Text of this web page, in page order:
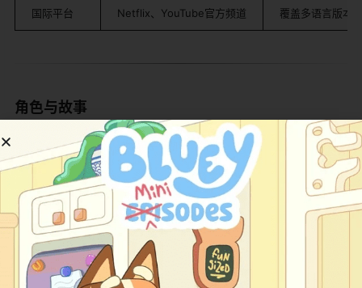
国际平台 Netflix、YouTube官方频道 覆盖多语言版本
角色与故事
​故事概述​​ 主线围绕小男孩吉姆与螺丝钉家族的日常互动展
开。吉姆在家庭生活中常遇到技术难题，如遥控器失灵、
水管堵塞或电脑故障，此时螺丝钉成员便会现身相助。通
过内部视角展示设备运作机制，如冰箱制冷循环中冷凝剂
的状态变化、手机触摸屏的电容感应原理等。系列后期拓
展至社区场景，涉及城市供水系统、电力输送网络等宏观
主题，保持核心的"问题-探索-解决"叙事模式。每集结尾设
有"螺丝钉课堂"环节，由角色总结关键知识点，强化学习效